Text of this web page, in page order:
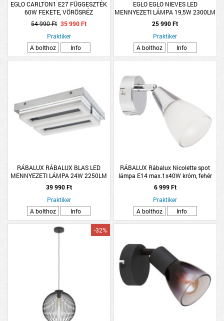
EGLO CARLTON1 E27 FÜGGESZTÉK
60W FEKETE, VÖRÖSRÉZ
FÉNYFORRÁS NÉLKÜL
54 990 Ft 35 990 Ft
Praktiker
A bolthoz
Info
EGLO EGLO NIEVES LED
MENNYEZETI LÁMPA 19,5W 2300LM
3000K IP20 41CM FEHÉR-ARANY
25 990 Ft
Praktiker
A bolthoz
Info
RÁBALUX RÁBALUX BLAS LED
MENNYEZETI LÁMPA 24W 2250LM
4000K IP44 30X23CM METAL KRÓM
39 990 Ft
Praktiker
A bolthoz
Info
RÁBALUX Rábalux Nicolette spot
lámpa E14 max.1x40W króm, fehér
üveg burával, fényforrás nélkül
6 999 Ft
Praktiker
A bolthoz
Info
-32%